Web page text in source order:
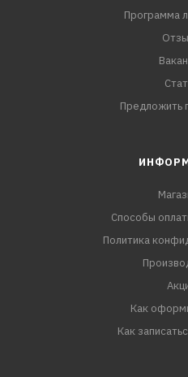
Программа
Предложить
Способы
Политика
Как
Как